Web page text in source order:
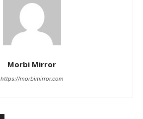
Morbi Mirror
https://morbimirror.com